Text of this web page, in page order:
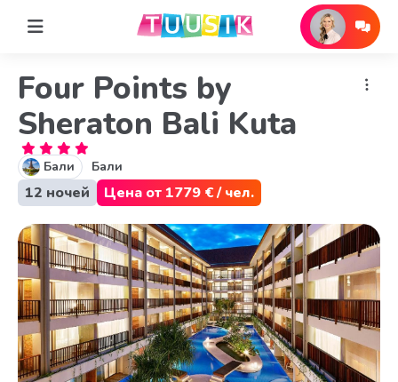
Four Points by
Sheraton Bali Kuta
Бали Бали
12 ночей Цена от 1779 € / чел.